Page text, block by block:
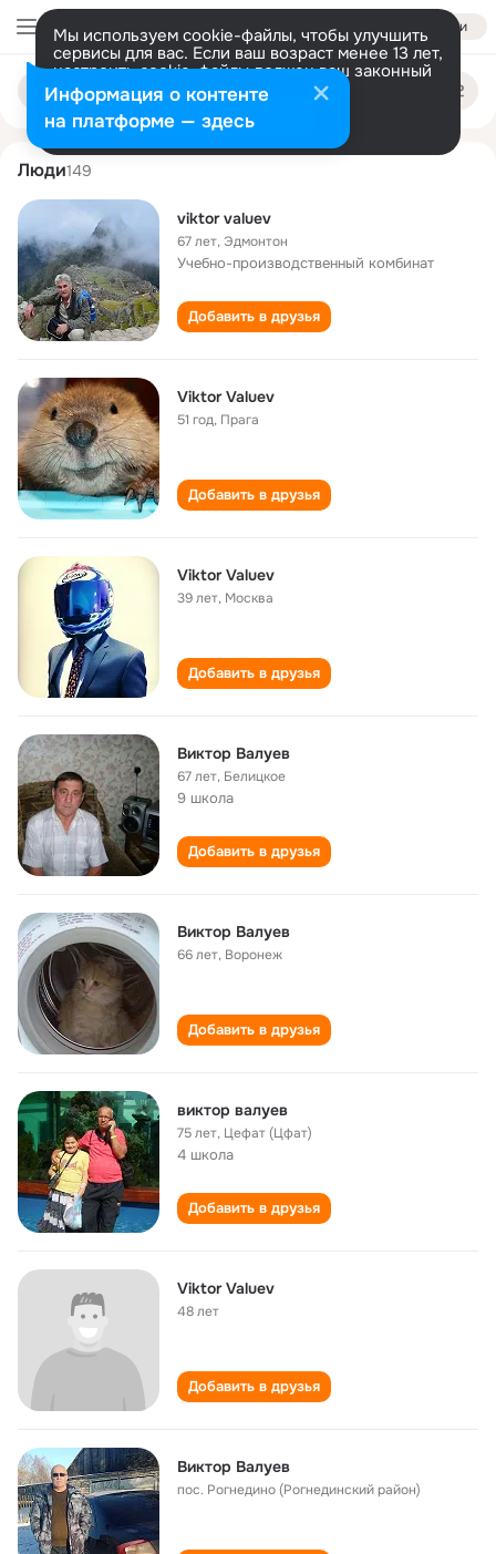
Войти
Мы используем cookie-файлы, чтобы улучшить
сервисы для вас. Если ваш возраст менее 13 лет,
настроить cookie-файлы должен ваш законный
представитель. Больше информации
Разрешить все Настроить
Поиск
людям
viktor valuev
Люди149
viktor valuev
67 лет, Эдмонтон
Учебно-производственный комбинат
Добавить в друзья
Viktor Valuev
51 год, Прага
Добавить в друзья
Viktor Valuev
39 лет, Москва
Добавить в друзья
Виктор Валуев
67 лет, Белицкое
9 школа
Добавить в друзья
Виктор Валуев
66 лет, Воронеж
Добавить в друзья
виктор валуев
75 лет, Цефат (Цфат)
4 школа
Добавить в друзья
Viktor Valuev
48 лет
Добавить в друзья
Виктор Валуев
пос. Рогнедино (Рогнединский район)
Информация о контенте
на платформе — здесь